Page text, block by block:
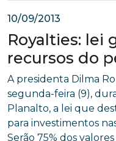
10/09/2013
Royalties: lei
recursos do
A presidenta Dilma
segunda-feira (9),
Planalto, a lei que
para investimentos
Serão 75% dos